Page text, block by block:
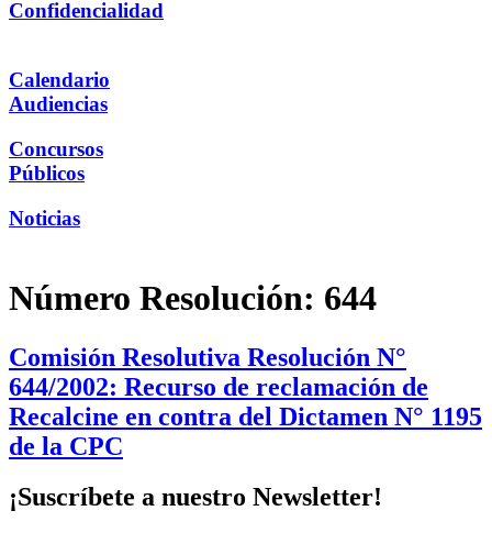
Confidencialidad
Calendario
Audiencias
Concursos
Públicos
Noticias
Número Resolución: 644
Comisión Resolutiva Resolución N°
644/2002: Recurso de reclamación de
Recalcine en contra del Dictamen N° 1195
de la CPC
¡Suscríbete a nuestro Newsletter!